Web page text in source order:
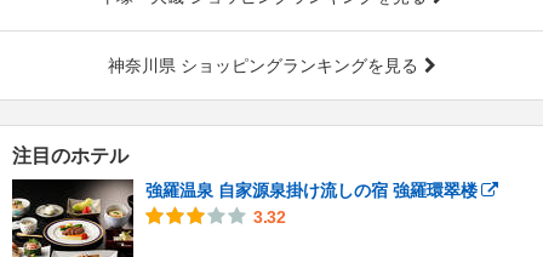
神奈川県 ショッピングランキングを見る
注目のホテル
強羅温泉 自家源泉掛け流しの宿 強羅環翠楼
3.32